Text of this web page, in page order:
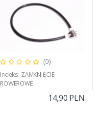
(0)
Indeks: ZAMKNIĘCIE
ROWEROWE
14,90 PLN